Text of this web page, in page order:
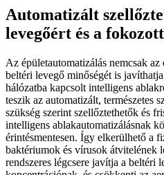
Automatizált
levegőért és a
Az épületautomatizálás nemcsak
beltéri levegő minőségét is
hálózatba kapcsolt intelligens
teszik az automatizált, természetes
szükség szerint szellőztethetők és
intelligens ablakautomatizálásnak
érintésmentesen. Így elkerülhető a
baktériumok és vírusok átvitelének
rendszeres légcsere javítja a beltéri